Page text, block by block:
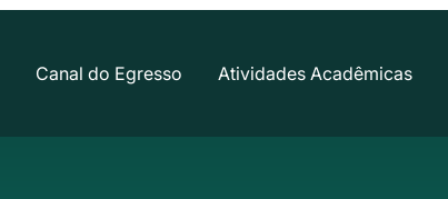
Canal do Egresso Atividades Acadêmicas